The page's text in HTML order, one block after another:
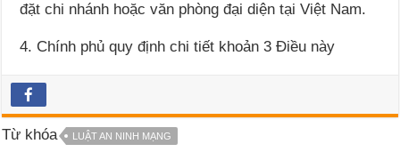
đặt chi nhánh hoặc văn phòng đại diện tại Việt Nam.
4. Chính phủ quy định chi tiết khoản 3 Điều này
Từ khóa LUẬT AN NINH MẠNG